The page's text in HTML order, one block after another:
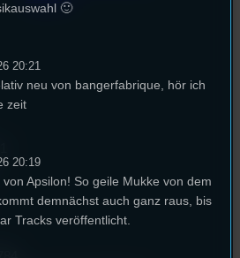
🙂
20:21
neu von bangerfabrique, hör ich
zeit
20:19
Apsilon! So geile Mukke von dem
demnächst auch ganz raus, bis
Tracks veröffentlicht.